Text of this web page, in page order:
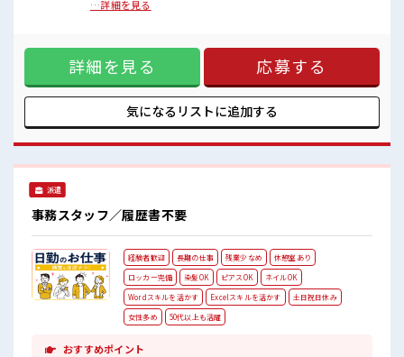
時間をしっかり確保できる、 残業基本ナシのお仕事♪ オンと
自分らしく働く≫ 明るすぎたり奇抜でなければ基本的に自
由！ (規定有)≪動きやすい制服アリ≫ 制服があるので、 毎日
の服装の悩み解消♪ ≪自分に向いている仕事が探せる≫ 困っ
た事などがあれば、 担当がしっかりサポートします！ ■職場
の雰囲気 女性も活躍しやすい雰囲気の職場です！ 派手すぎな
ければ多少のヘアカラーもOKなのはウレシイPoint☆ ≪20代
…詳細を見る
詳細を見る 応募する
気になるリストに追加する
派遣
事務スタッフ／履歴書不要
経験者歓迎 長期の仕事 残業少なめ
休憩室あり
ロッカー完備
染髪OK ピアスOK
ネイルOK
Wordスキルを活かす
Excelスキルを活かす
土日祝日休み
女性多め
50代以上も活躍
おすすめポイント